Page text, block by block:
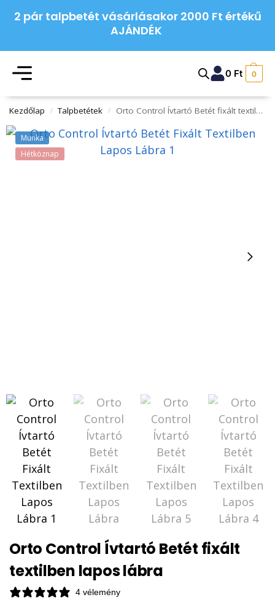
2 pár talpbetét vásárlásakor 2000 Ft értékű
AJÁNDÉK
0 Ft 0
Kezdőlap / Talpbetétek / Orto Control Ívtartó Betét fixált textilben lapos lábra
Munka
Hétköznap
Orto Control Ívtartó Betét fixált
textilben lapos lábra
4 vélemény